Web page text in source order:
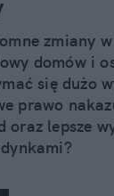
zmiany
domów i
się dużo
prawo
oraz lepsze